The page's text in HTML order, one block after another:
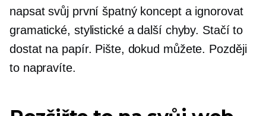
napsat svůj první špatný koncept a ignorovat
gramatické, stylistické a další chyby. Stačí to
dostat na papír. Pište, dokud můžete. Později
to napravíte.